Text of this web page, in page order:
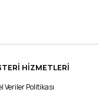
HİZMETLERİ
Veriler Politikası